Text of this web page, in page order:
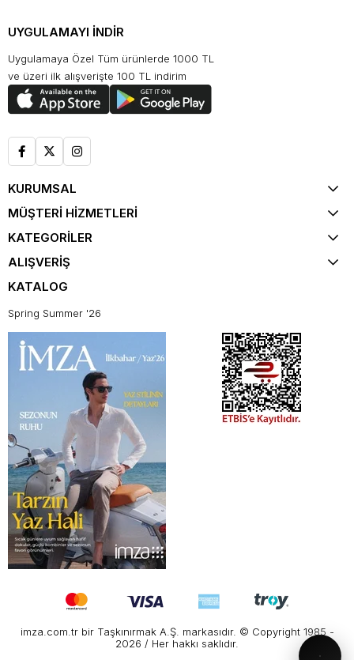
UYGULAMAYI İNDİR
Uygulamaya Özel Tüm ürünlerde 1000 TL
ve üzeri ilk alışverişte 100 TL indirim
KURUMSAL
MÜŞTERİ HİZMETLERİ
KATEGORİLER
ALIŞVERİŞ
KATALOG
Spring Summer '26
imza.com.tr bir Taşkınırmak A.Ş. markasıdır. © Copyright 1985 -
2026 / Her hakkı saklıdır.